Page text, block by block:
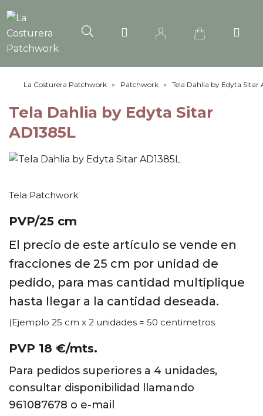
La Costurera Patchwork Patchwork Tela Dahlia by Edyta Sitar
Tela Dahlia by Edyta Sitar
AD1385L
Tela Patchwork
PVP/25 cm
El precio de este artículo se vende en
fracciones de 25 cm por unidad de
pedido, para mas cantidad multiplique
hasta llegar a la cantidad deseada.
(Ejemplo 25 cm x 2 unidades = 50 centimetros
PVP 18 €/mts.
Para pedidos superiores a 4 unidades,
consultar disponibilidad llamando
961087678 o e-mail